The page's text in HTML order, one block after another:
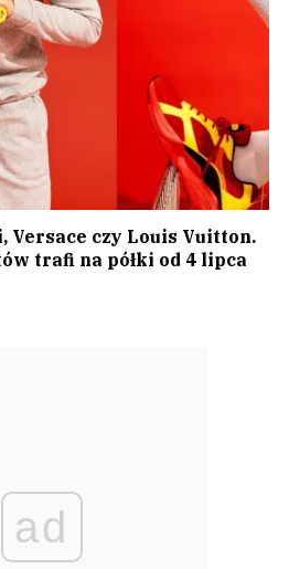
Versace czy Louis Vuitton.
trafi na półki od 4 lipca
ad